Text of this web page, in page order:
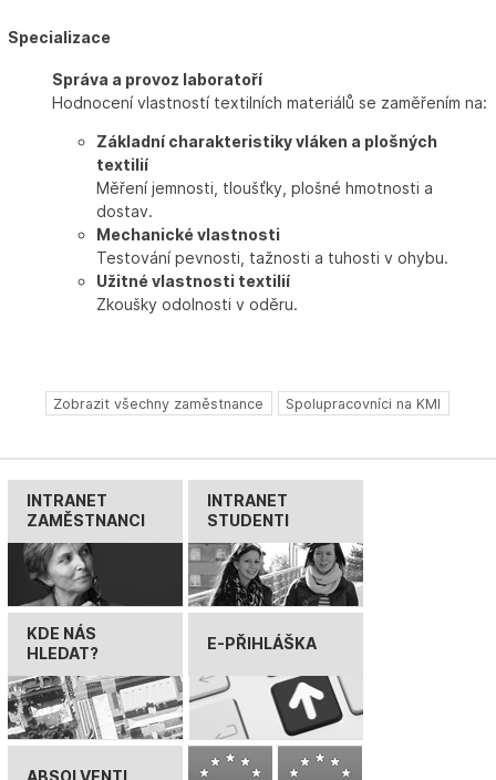
Specializace
Správa a provoz laboratoří
Hodnocení vlastností textilních materiálů se zaměřením na:
Základní charakteristiky vláken a plošných
textilií
Měření jemnosti, tloušťky, plošné hmotnosti a
dostav.
Mechanické vlastnosti
Testování pevnosti, tažnosti a tuhosti v ohybu.
Užitné vlastnosti textilií
Zkoušky odolnosti v oděru.
Zobrazit všechny zaměstnance Spolupracovníci na KMI
INTRANET
ZAMĚSTNANCI
INTRANET
STUDENTI
KDE NÁS
HLEDAT?
E-PŘIHLÁŠKA
ABSOLVENTI